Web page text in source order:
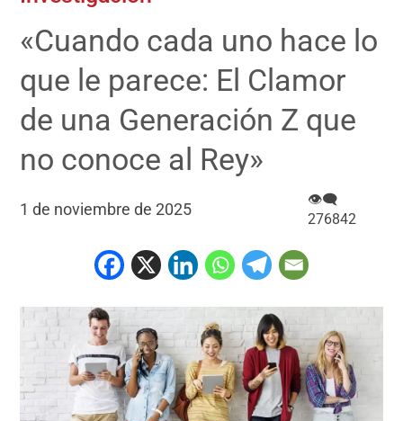
«Cuando cada uno hace lo
que le parece: El Clamor
de una Generación Z que
no conoce al Rey»
1 de noviembre de 2025
👁‍🗨
276842